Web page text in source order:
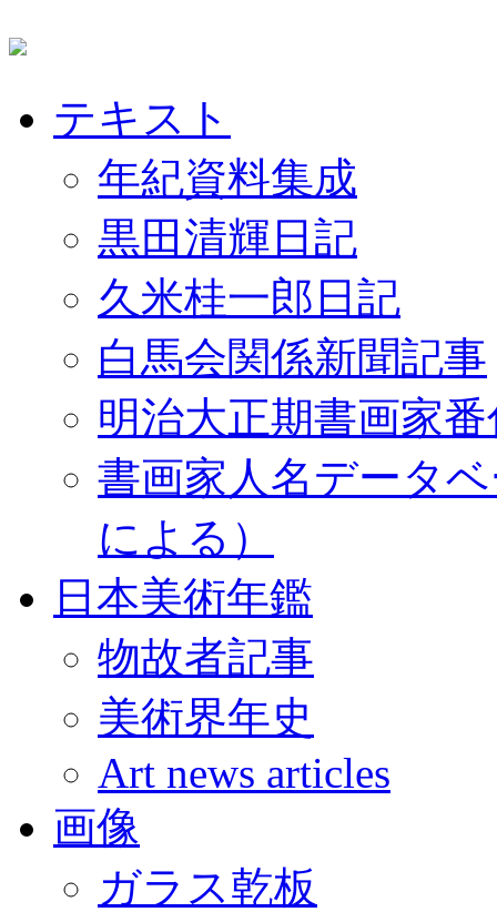
テキスト
年紀資料集成
黒田清輝日記
久米桂一郎日記
白馬会関係新聞記事
明治大正期書画家
書画家人名データ
による）
日本美術年鑑
物故者記事
美術界年史
Art news articles
画像
ガラス乾板